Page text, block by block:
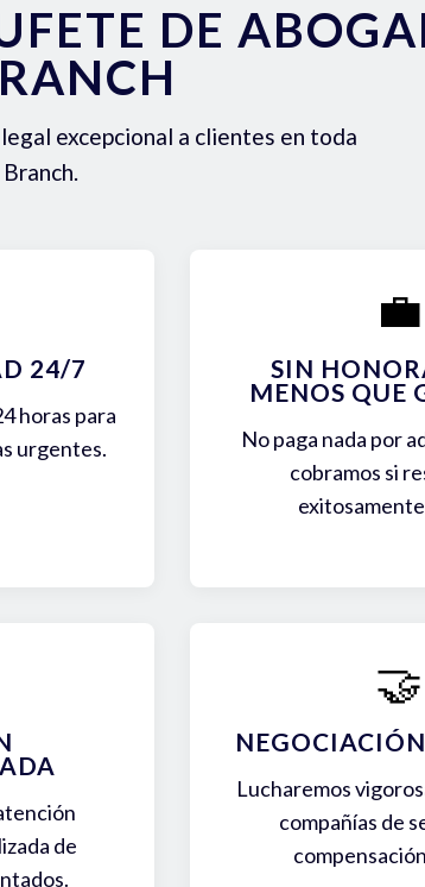
DE
excepcional a clientes en toda
24/7
horas para
urgentes.
💼
SIN
MENOS QUE
No paga nada por
cobramos si
de
🤝
Lucharemos
compañías de